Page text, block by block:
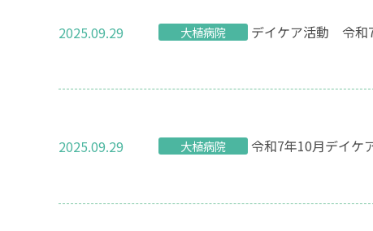
2025.09.29 大植病院 デイケア活動 令和
2025.09.29 大植病院 令和7年10月デイケ